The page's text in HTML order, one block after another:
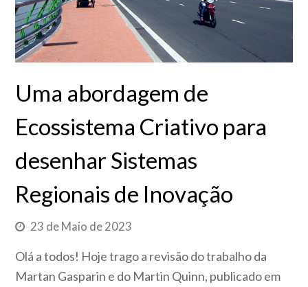
Uma abordagem de
Ecossistema Criativo para
desenhar Sistemas
Regionais de Inovação
23 de Maio de 2023
Olá a todos! Hoje trago a revisão do trabalho da
Martan Gasparin e do Martin Quinn, publicado em